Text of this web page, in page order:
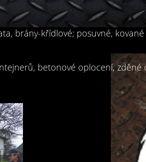
brány-křídlové; posuvné,
betonové oplocení, zděné